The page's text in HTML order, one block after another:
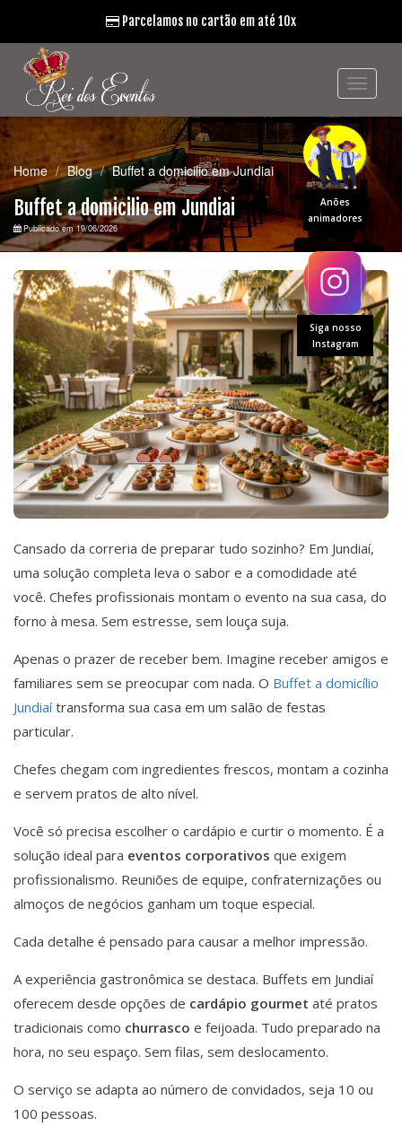
Anões
animadores
Siga nosso
Instagram
Parcelamos no cartão em até 10x
Home Blog Buffet a domicilio em Jundiai
Buffet a domicilio em Jundiai
Publicado em 19/06/2026
Cansado da correria de preparar tudo sozinho? Em Jundiaí,
uma solução completa leva o sabor e a comodidade até
você. Chefes profissionais montam o evento na sua casa, do
forno à mesa. Sem estresse, sem louça suja.
Apenas o prazer de receber bem. Imagine receber amigos e
familiares sem se preocupar com nada. O Buffet a domicílio
Jundiaítransforma sua casa em um salão de festas
particular.
Chefes chegam com ingredientes frescos, montam a cozinha
e servem pratos de alto nível.
Você só precisa escolher o cardápio e curtir o momento. É a
solução ideal para eventos corporativos que exigem
profissionalismo. Reuniões de equipe, confraternizações ou
almoços de negócios ganham um toque especial.
Cada detalhe é pensado para causar a melhor impressão.
A experiência gastronômica se destaca. Buffets em Jundiaí
oferecem desde opções de cardápio gourmet até pratos
tradicionais como churrasco e feijoada. Tudo preparado na
hora, no seu espaço. Sem filas, sem deslocamento.
O serviço se adapta ao número de convidados, seja 10 ou
100 pessoas.